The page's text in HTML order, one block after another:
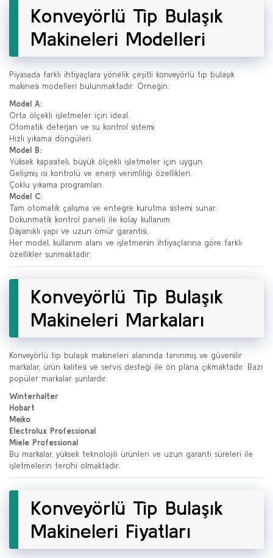
Konveyörlü Tip Bulaşık
Makineleri Modelleri
Piyasada farklı ihtiyaçlara yönelik çeşitli konveyörlü tip bulaşık
makinesi modelleri bulunmaktadır. Örneğin:
Model A:
Orta ölçekli işletmeler için ideal.
Otomatik deterjan ve su kontrol sistemi.
Hızlı yıkama döngüleri.
Model B:
Yüksek kapasiteli, büyük ölçekli işletmeler için uygun.
Gelişmiş ısı kontrolü ve enerji verimliliği özellikleri.
Çoklu yıkama programları.
Model C:
Tam otomatik çalışma ve entegre kurutma sistemi sunar.
Dokunmatik kontrol paneli ile kolay kullanım.
Dayanıklı yapı ve uzun ömür garantisi.
Her model, kullanım alanı ve işletmenin ihtiyaçlarına göre farklı
özellikler sunmaktadır.
Konveyörlü Tip Bulaşık
Makineleri Markaları
Konveyörlü tip bulaşık makineleri alanında tanınmış ve güvenilir
markalar, ürün kalitesi ve servis desteği ile ön plana çıkmaktadır. Bazı
popüler markalar şunlardır:
Winterhalter
Hobart
Meiko
Electrolux Professional
Miele Professional
Bu markalar, yüksek teknolojili ürünleri ve uzun garanti süreleri ile
işletmelerin tercihi olmaktadır.
Konveyörlü Tip Bulaşık
Makineleri Fiyatları